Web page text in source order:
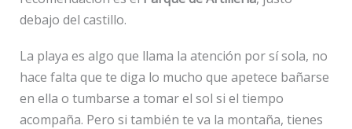
debajo del castillo.
La playa es algo que llama la atención por sí sola, no
hace falta que te diga lo mucho que apetece bañarse
en ella o tumbarse a tomar el sol si el tiempo
acompaña. Pero si también te va la montaña, tienes